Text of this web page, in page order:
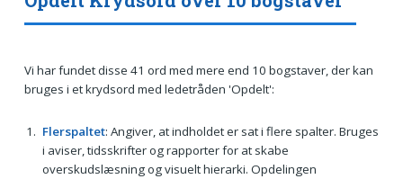
Vi har fundet disse 41 ord med mere end 10 bogstaver, der kan
bruges i et krydsord med ledetråden 'Opdelt':
Flerspaltet: Angiver, at indholdet er sat i flere spalter. Bruges
i aviser, tidsskrifter og rapporter for at skabe
overskudslæsning og visuelt hierarki. Opdelingen